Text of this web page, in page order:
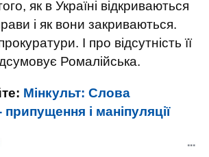
як в Україні відкриваються
і як вони закриваються.
І про відсутність її
Ромалійська.
Мінкульт: Слова
припущення і маніпуляції